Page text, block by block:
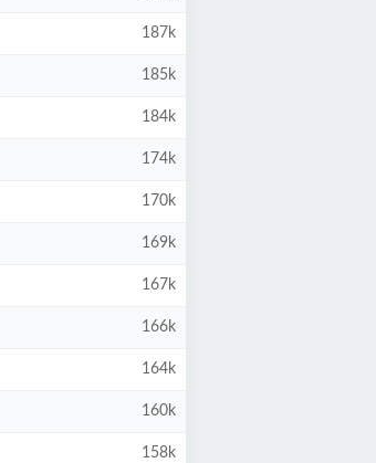
187k
185k
184k
174k
170k
169k
167k
166k
164k
160k
158k